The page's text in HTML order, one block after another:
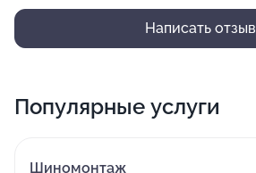
Написать отзыв
Популярные услуги
Шиномонтаж